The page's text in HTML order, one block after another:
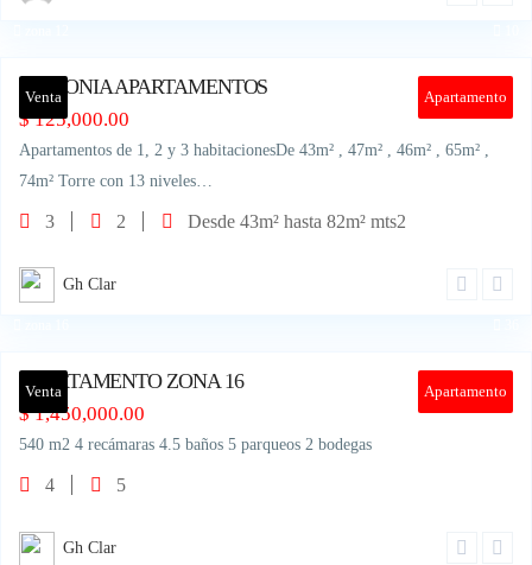
Venta Apartamento
ARMONIA APARTAMENTOS
$125,000.00
Apartamentos de 1, 2 y 3 habitacionesDe 43m² , 47m² , 46m² , 65m² ,
74m² Torre con 13 niveles…
3 2 Desde 43m² hasta 82m² mts2
Gh Clar
Venta Apartamento
APARTAMENTO ZONA 16
$1,450,000.00
540 m2 4 recámaras 4.5 baños 5 parqueos 2 bodegas
4 5
Gh Clar